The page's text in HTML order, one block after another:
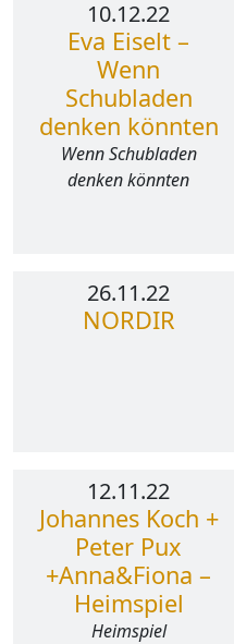
10.12.22
Eva Eiselt –
Wenn
Schubladen
denken könnten
Wenn Schubladen
denken könnten
26.11.22
NORDIR
12.11.22
Johannes Koch +
Peter Pux
+Anna&Fiona –
Heimspiel
Heimspiel